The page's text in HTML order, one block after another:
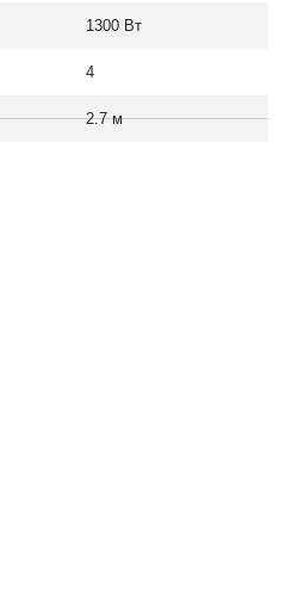
1300 Вт
4
2.7 м